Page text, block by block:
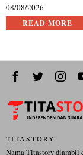
08/08/2026
READ MORE
TITASTORY
Nama Titastory diambil